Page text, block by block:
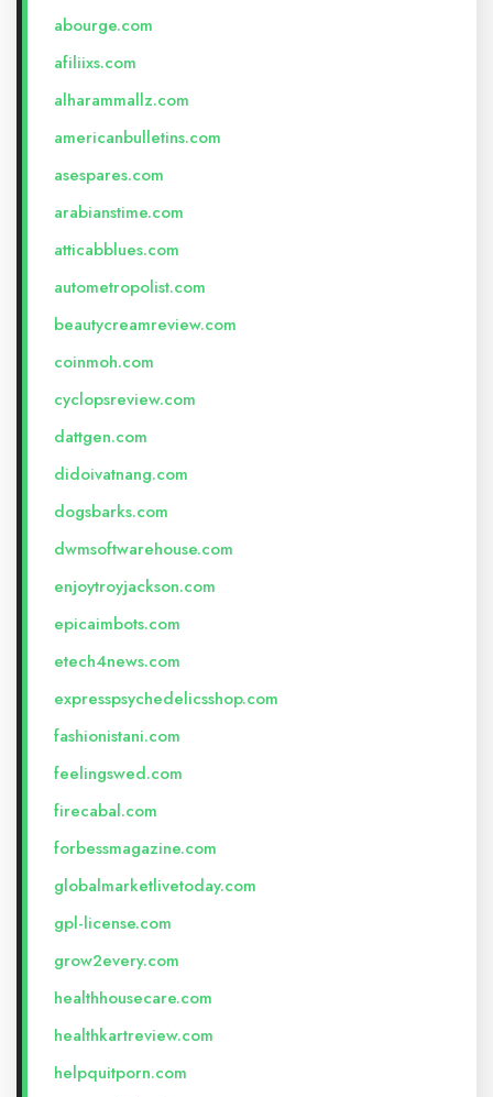
abourge.com
afiliixs.com
alharammallz.com
americanbulletins.com
asespares.com
arabianstime.com
atticabblues.com
autometropolist.com
beautycreamreview.com
coinmoh.com
cyclopsreview.com
dattgen.com
didoivatnang.com
dogsbarks.com
dwmsoftwarehouse.com
enjoytroyjackson.com
epicaimbots.com
etech4news.com
expresspsychedelicsshop.com
fashionistani.com
feelingswed.com
firecabal.com
forbessmagazine.com
globalmarketlivetoday.com
gpl-license.com
grow2every.com
healthhousecare.com
healthkartreview.com
helpquitporn.com